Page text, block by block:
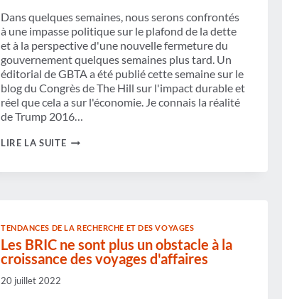
Dans quelques semaines, nous serons confrontés
à une impasse politique sur le plafond de la dette
et à la perspective d'une nouvelle fermeture du
gouvernement quelques semaines plus tard. Un
éditorial de GBTA a été publié cette semaine sur le
blog du Congrès de The Hill sur l'impact durable et
réel que cela a sur l'économie. Je connais la réalité
de Trump 2016…
LIRE LA SUITELA
GOUVERNEMENT
THÉÂTRE
POLITIQUE
TENDANCES DE LA RECHERCHE ET DES VOYAGES
Les BRIC ne sont plus un obstacle à la
croissance des voyages d'affaires
20 juillet 2022